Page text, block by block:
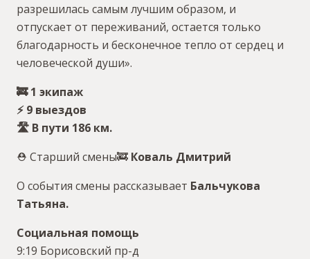
разрешилась самым лучшим образом, и
отпускает от переживаний, остается только
благодарность и бесконечное тепло от сердец и
человеческой души».
🚒 1 экипаж
⚡️ 9 выездов
🛣 В пути 186 км.
⛑ Старший смены🚒 Коваль Дмитрий
О события смены рассказывает Бальчукова
Татьяна.
Социальная помощь
9:19 Борисовский пр-д